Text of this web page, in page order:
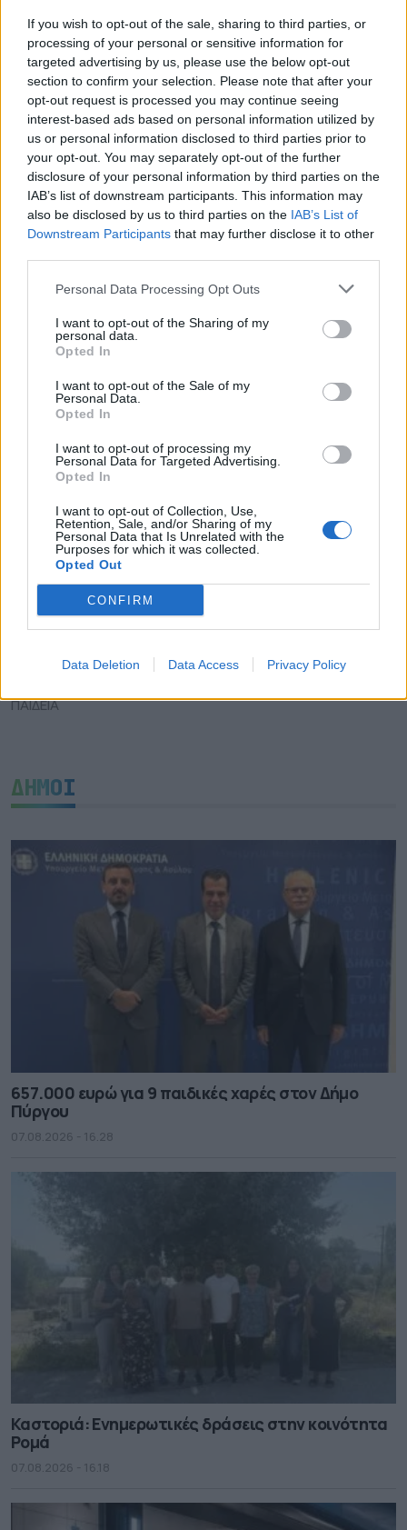
If you wish to opt-out of the sale, sharing to third parties, or
processing of your personal or sensitive information for
targeted advertising by us, please use the below opt-out
section to confirm your selection. Please note that after your
opt-out request is processed you may continue seeing
interest-based ads based on personal information utilized by
us or personal information disclosed to third parties prior to
your opt-out. You may separately opt-out of the further
disclosure of your personal information by third parties on the
IAB’s list of downstream participants. This information may
also be disclosed by us to third parties on the IAB’s List of
Downstream Participants that may further disclose it to other
Personal Data Processing Opt Outs
I want to opt-out of the Sharing of my
personal data.
Opted In
I want to opt-out of the Sale of my
Personal Data.
Opted In
I want to opt-out of processing my
Personal Data for Targeted Advertising.
Opted In
I want to opt-out of Collection, Use,
Retention, Sale, and/or Sharing of my
Personal Data that Is Unrelated with the
Purposes for which it was collected.
Opted Out
CONFIRM
Data Deletion Data Access Privacy Policy
Το πρόγραμμα υποστηρίζεται από το
European Road Safety Charter της
Ευρωπαϊκής Επιτροπής, ενισχύοντας τη
θέση των Χανίων στον ευρωπαϊκό χάρτη των
πόλεων, που επενδύουν σε σύγχρονες
πολιτικές οδικής ασφάλειας και πρόληψης.
ΟΛΕΣ ΟΙ ΕΙΔΗΣΕΙΣ
657.000 ευρώ για 9 παιδικές χαρές στον Δήμο
Πύργου
Καστοριά: Ενημερωτικές δράσεις στην
κοινότητα Ρομά
Ξεκινούν τα δοκιμαστικά δρομολόγια της
επέκτασης του Μετρό προς την Καλαμαριά
ΠΑΙΔΕΙΑ
ΔΗΜΟΙ
657.000 ευρώ για 9 παιδικές χαρές στον Δήμο
Πύργου
07.08.2026 - 16.28
Καστοριά: Ενημερωτικές δράσεις στην κοινότητα
Ρομά
07.08.2026 - 16.18